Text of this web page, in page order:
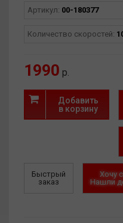
Артикул: 00-180377
Количество скоростей:
1990 р.
Добавить
в корзину
Быстрый
заказ
Хочу
Нашли